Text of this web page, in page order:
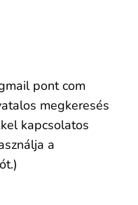
pont com
megkeresés
kapcsolatos
a